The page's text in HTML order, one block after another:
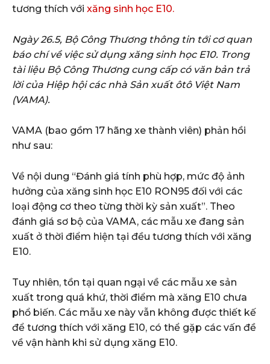
tương thích với xăng sinh học E10.
Ngày 26.5, Bộ Công Thương thông tin tới cơ quan
báo chí về việc sử dụng xăng sinh học E10. Trong
tài liệu Bộ Công Thương cung cấp có văn bản trả
lời của Hiệp hội các nhà Sản xuất ôtô Việt Nam
(VAMA).
VAMA (bao gồm 17 hãng xe thành viên) phản hồi
như sau:
Về nội dung “Đánh giá tính phù hợp, mức độ ảnh
hưởng của xăng sinh học E10 RON95 đối với các
loại động cơ theo từng thời kỳ sản xuất”. Theo
đánh giá sơ bộ của VAMA, các mẫu xe đang sản
xuất ở thời điểm hiện tại đều tương thích với xăng
E10.
Tuy nhiên, tồn tại quan ngại về các mẫu xe sản
xuất trong quá khứ, thời điểm mà xăng E10 chưa
phổ biến. Các mẫu xe này vẫn không được thiết kế
để tương thích với xăng E10, có thể gặp các vấn đề
về vận hành khi sử dụng xăng E10.